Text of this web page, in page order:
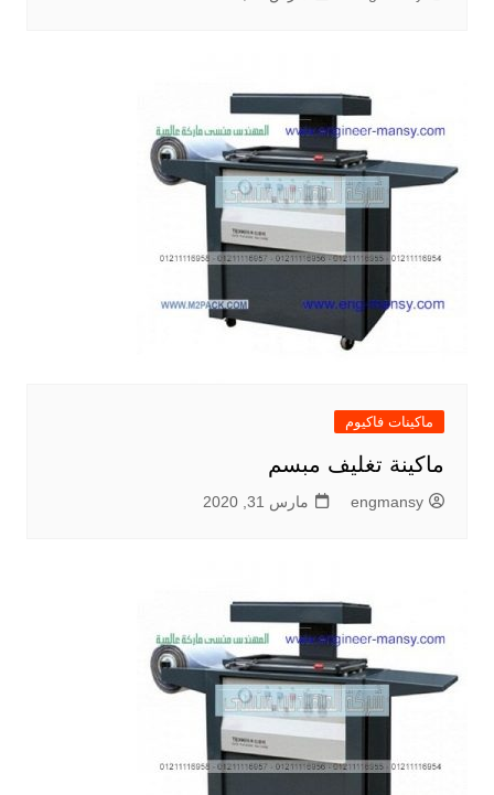
ماكينات فاكيوم
ماكينة تغليف مبسم
engmansy مارس 31, 2020